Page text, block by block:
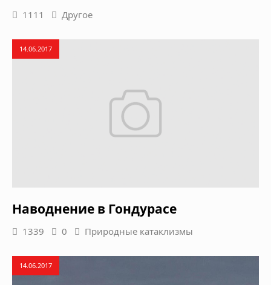
1111 Другое
14.06.2017
Наводнение в Гондурасе
1339 0 Природные катаклизмы
14.06.2017